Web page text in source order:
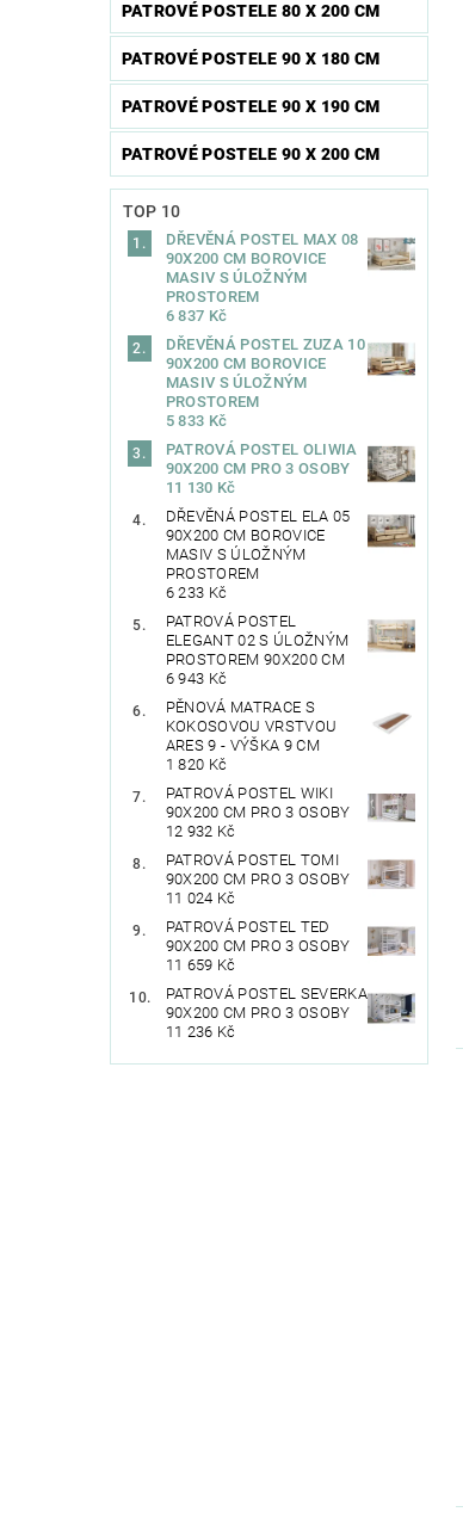
PATROVÉ POSTELE 80 X 200 CM
PATROVÉ POSTELE 90 X 180 CM
PATROVÉ POSTELE 90 X 190 CM
PATROVÉ POSTELE 90 X 200 CM
TOP 10
DŘEVĚNÁ POSTEL MAX 08
90X200 CM BOROVICE
MASIV S ÚLOŽNÝM
PROSTOREM
6 837 Kč
DŘEVĚNÁ POSTEL ZUZA 10
90X200 CM BOROVICE
MASIV S ÚLOŽNÝM
PROSTOREM
5 833 Kč
PATROVÁ POSTEL OLIWIA
90X200 CM PRO 3 OSOBY
11 130 Kč
DŘEVĚNÁ POSTEL ELA 05
90X200 CM BOROVICE
MASIV S ÚLOŽNÝM
PROSTOREM
6 233 Kč
PATROVÁ POSTEL
ELEGANT 02 S ÚLOŽNÝM
PROSTOREM 90X200 CM
6 943 Kč
PĚNOVÁ MATRACE S
KOKOSOVOU VRSTVOU
ARES 9 - VÝŠKA 9 CM
1 820 Kč
PATROVÁ POSTEL WIKI
90X200 CM PRO 3 OSOBY
12 932 Kč
PATROVÁ POSTEL TOMI
90X200 CM PRO 3 OSOBY
11 024 Kč
PATROVÁ POSTEL TED
90X200 CM PRO 3 OSOBY
11 659 Kč
PATROVÁ POSTEL SEVERKA
90X200 CM PRO 3 OSOBY
11 236 Kč